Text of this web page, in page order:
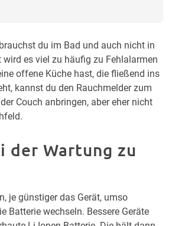
du im Bad und auch nicht in
wird es viel zu häufig zu Fehlalarmen
offene Küche hast, die fließend ins
kannst du den Rauchmelder zum
Couch anbringen, aber eher nicht
der Wartung zu
je günstiger das Gerät, umso
Batterie wechseln. Bessere Geräte